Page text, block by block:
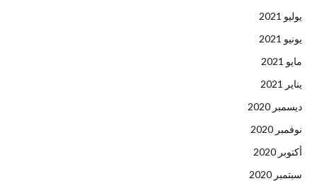
يوليو 2021
يونيو 2021
مايو 2021
يناير 2021
ديسمبر 2020
نوفمبر 2020
أكتوبر 2020
سبتمبر 2020